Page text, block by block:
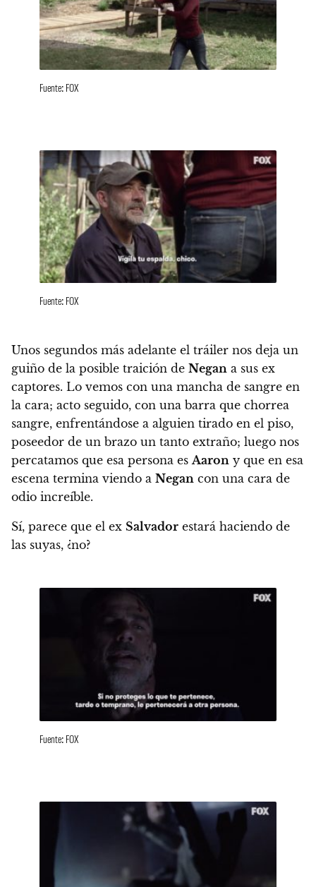
Fuente: FOX
Fuente: FOX
Unos segundos más adelante el tráiler nos deja un
guiño de la posible traición de Negan a sus ex
captores. Lo vemos con una mancha de sangre en
la cara; acto seguido, con una barra que chorrea
sangre, enfrentándose a alguien tirado en el piso,
poseedor de un brazo un tanto extraño; luego nos
percatamos que esa persona es Aaron y que en esa
escena termina viendo a Negan con una cara de
odio increíble.
Sí, parece que el ex Salvador estará haciendo de
las suyas, ¿no?
Fuente: FOX